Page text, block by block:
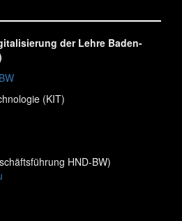
der Lehre Baden-
(KIT)
HND-BW)